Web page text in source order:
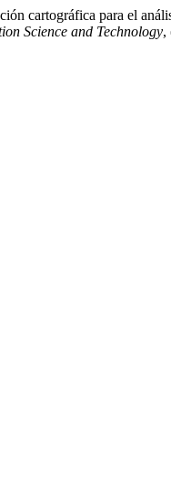
cartográfica para el
Science and Technology,